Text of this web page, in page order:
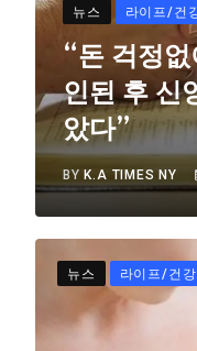
뉴스 라이프/건
“돈 걱정
인된 후 신
았다”
BY K.A TIMES NY
뉴스 라이프/건강